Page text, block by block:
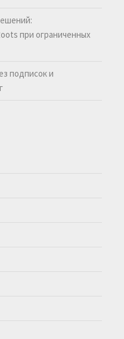
при ограниченных
подписок и